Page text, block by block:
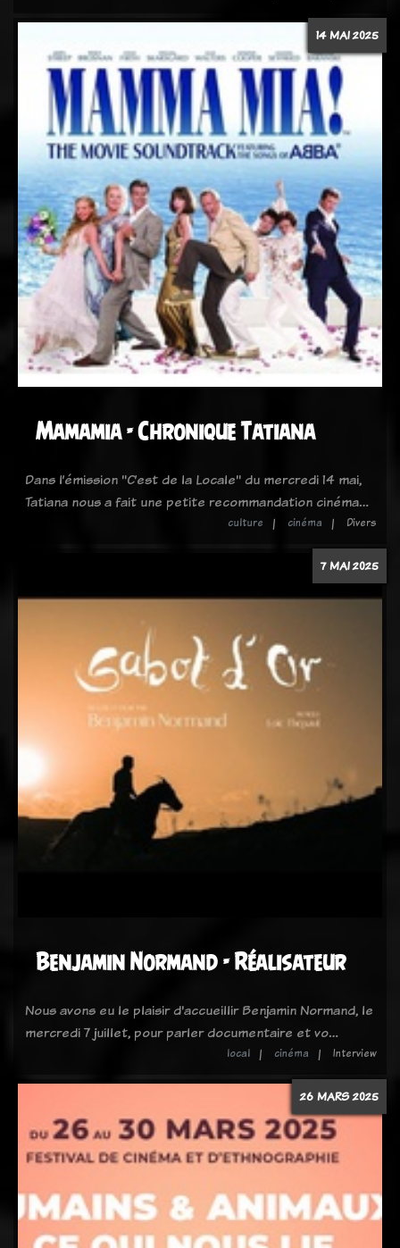
14 MAI 2025
Mamamia - Chronique Tatiana
Dans l’émission "C’est de la Locale" du mercredi 14 mai,
Tatiana nous a fait une petite recommandation cinéma…
culture cinéma Divers
7 MAI 2025
Benjamin Normand - Réalisateur
Nous avons eu le plaisir d'accueillir Benjamin Normand, le
mercredi 7 juillet, pour parler documentaire et vo…
local cinéma Interview
26 MARS 2025